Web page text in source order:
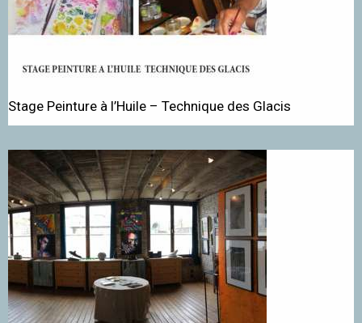
Stage Peinture à l’Huile – Technique des Glacis